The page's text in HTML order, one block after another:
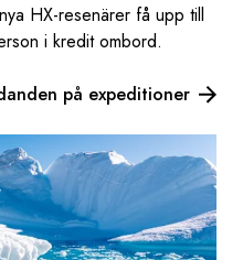
HX-resenärer få upp till
i kredit ombord.
på expeditioner